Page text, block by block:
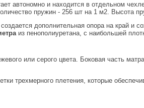
автономно и находится в отдельном
пружин - 256 шт на 1 м2. Высота
дополнительная опора на край и
из пенополиуретана, с наибольшей
или серого цвета. Боковая часть
трехмерного плетения, которые